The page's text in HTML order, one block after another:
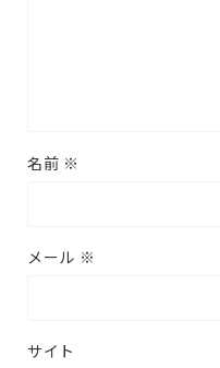
名前 ※
メール ※
サイト